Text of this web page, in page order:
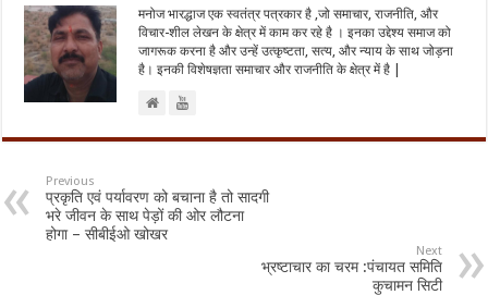
मनोज भारद्धाज एक स्वतंत्र पत्रकार है ,जो समाचार, राजनीति, और
विचार-शील लेखन के क्षेत्र में काम कर रहे है । इनका उद्देश्य समाज को
जागरूक करना है और उन्हें उत्कृष्टता, सत्य, और न्याय के साथ जोड़ना
है। इनकी विशेषज्ञता समाचार और राजनीति के क्षेत्र में है |
Previous
प्रकृति एवं पर्यावरण को बचाना है तो सादगी
भरे जीवन के साथ पेड़ों की ओर लौटना
होगा – सीबीईओ खोखर
Next
भ्रष्टाचार का चरम :पंचायत समिति
कुचामन सिटी